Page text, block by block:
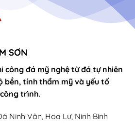
SƠN
công đá mỹ nghệ từ đá tự nhiên
bền, tính thẩm mỹ và yếu tố
trình.
Ninh Vân, Hoa Lư, Ninh Bình